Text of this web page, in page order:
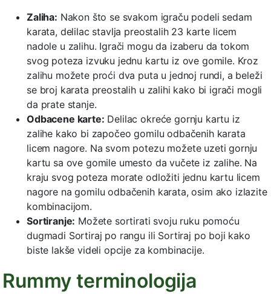
Zaliha: Nakon što se svakom igraču podeli sedam
karata, delilac stavlja preostalih 23 karte licem
nadole u zalihu. Igrači mogu da izaberu da tokom
svog poteza izvuku jednu kartu iz ove gomile. Kroz
zalihu možete proći dva puta u jednoj rundi, a beleži
se broj karata preostalih u zalihi kako bi igrači mogli
da prate stanje.
Odbacene karte: Delilac okreće gornju kartu iz
zalihe kako bi započeo gomilu odbačenih karata
licem nagore. Na svom potezu možete uzeti gornju
kartu sa ove gomile umesto da vučete iz zalihe. Na
kraju svog poteza morate odložiti jednu kartu licem
nagore na gomilu odbačenih karata, osim ako izlazite
kombinacijom.
Sortiranje: Možete sortirati svoju ruku pomoću
dugmadi Sortiraj po rangu ili Sortiraj po boji kako
biste lakše videli opcije za kombinacije.
Rummy terminologija